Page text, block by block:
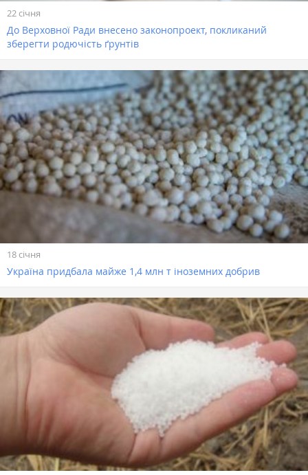
22 січня
До Верховної Ради внесено законопроект, покликаний
зберегти родючість ґрунтів
18 січня
Україна придбала майже 1,4 млн т іноземних добрив